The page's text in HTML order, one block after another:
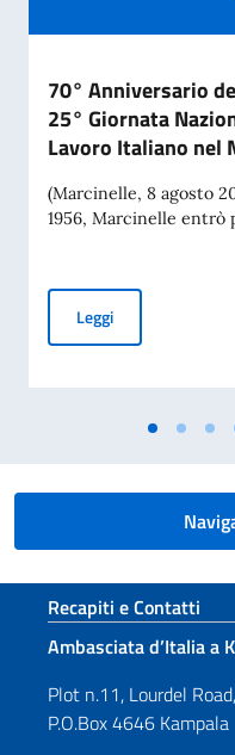
70° Anniversario
25° Giornata
Lavoro Italiano nel
(Marcinelle, 8 agosto
1956, Marcinelle entrò
Leggi70°
Sezione
Recapiti e Contatti
Ambasciata d’Italia a
Plot n.11, Lourdel
P.O.Box 4646 Kampala